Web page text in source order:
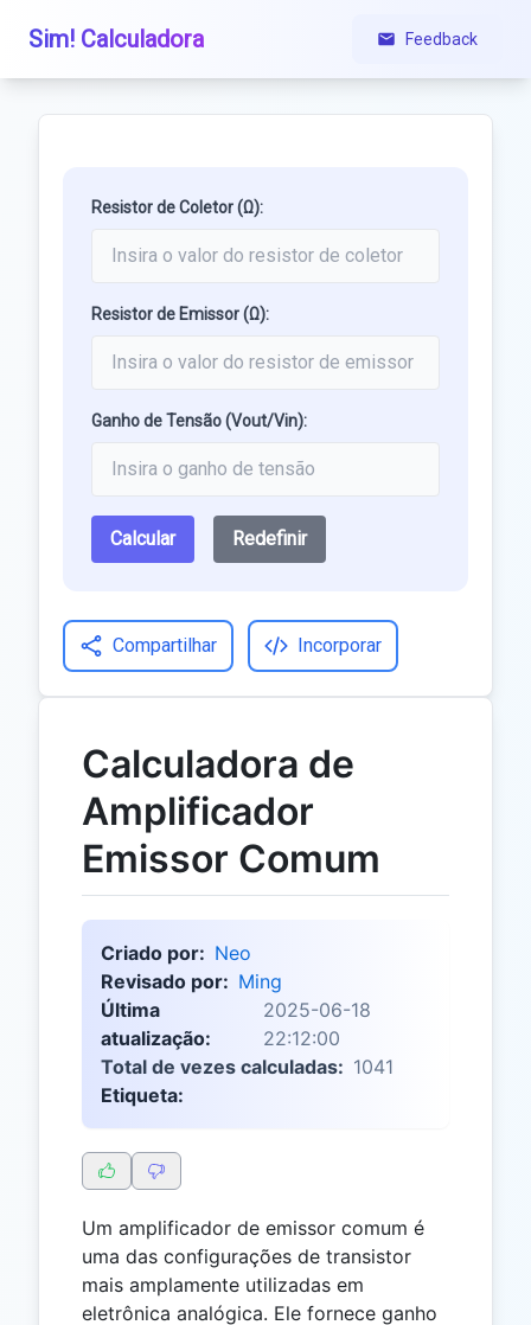
Sim! Calculadora Feedback
Resistor de Coletor (Ω):
Resistor de Emissor (Ω):
Ganho de Tensão (Vout/Vin):
Calcular Redefinir
Compartilhar Incorporar
Calculadora de
Amplificador
Emissor Comum
Criado por: Neo
Revisado por: Ming
Última
atualização:
2025-06-18
22:12:00
Total de vezes calculadas: 1041
Etiqueta:
Um amplificador de emissor comum é
uma das configurações de transistor
mais amplamente utilizadas em
eletrônica analógica. Ele fornece ganho